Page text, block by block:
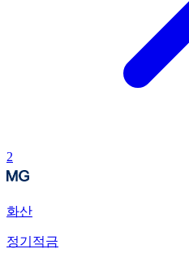
2
화산
정기적금